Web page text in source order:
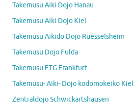
Takemusu Aiki Dojo Hanau
Takemusu Aiki Dojo Kiel
Takemusu Aikido Dojo Ruesselsheim
Takemusu Dojo Fulda
Takemusu FTG Frankfurt
Takemusu- Aiki- Dojo kodomokeiko Kiel
Zentraldojo Schwickartshausen